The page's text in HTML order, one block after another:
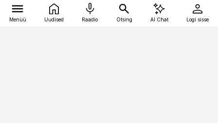
Menüü Uudised Raadio Otsing AI Chat Logi sisse